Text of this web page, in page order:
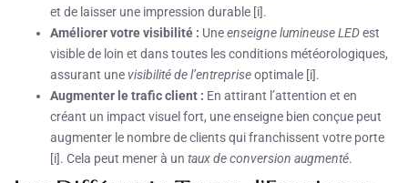
et de laisser une impression durable [i].
Améliorer votre visibilité : Uneenseigne lumineuse LEDest
visible de loin et dans toutes les conditions météorologiques,
assurant unevisibilité de l’entrepriseoptimale [i].
Augmenter le trafic client : En attirant l’attention et en
créant un impact visuel fort, une enseigne bien conçue peut
augmenter le nombre de clients qui franchissent votre porte
[i]. Cela peut mener à un taux de conversion augmenté.